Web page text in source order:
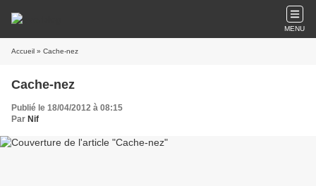
MENU
Accueil » Cache-nez
Cache-nez
Publié le 18/04/2012 à 08:15
Par Nif